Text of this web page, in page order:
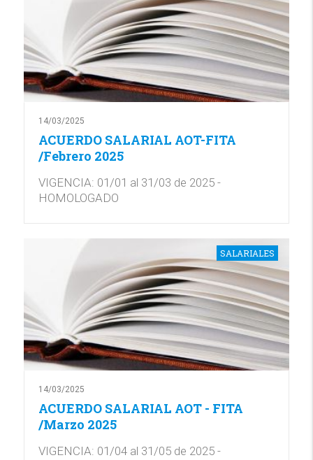
14/03/2025
ACUERDO SALARIAL AOT-FITA
/Febrero 2025
VIGENCIA: 01/01 al 31/03 de 2025 -
HOMOLOGADO
SALARIALES
14/03/2025
ACUERDO SALARIAL AOT - FITA
/Marzo 2025
VIGENCIA: 01/04 al 31/05 de 2025 -